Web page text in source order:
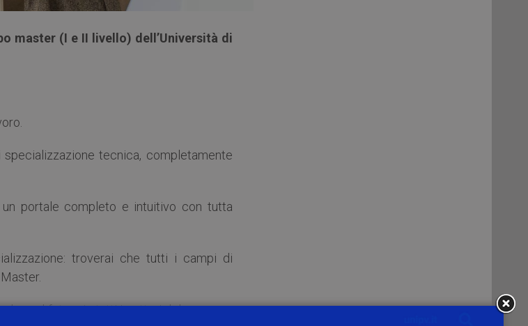
master (I e II livello) dell’Università di
tecnica, completamente
portale completo e intuitivo con tutta
troverai che tutti i campi di
al futuro in tutti i settori del sapere e